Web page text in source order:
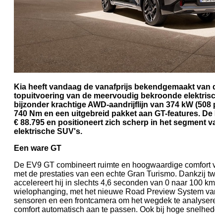
Kia heeft vandaag de vanafprijs bekendgemaakt van
topuitvoering van de meervoudig bekroonde
bijzonder krachtige AWD-aandrijflijn van 374 kW
740 Nm en een uitgebreid pakket aan GT-features.
€ 88.795 en positioneert zich scherp in het segment
elektrische SUV's.
Een ware GT
De EV9 GT combineert ruimte en hoogwaardige comfort
met de prestaties van een echte Gran Turismo. Dankzij
accelereert hij in slechts 4,6 seconden van 0 naar 100
wielophanging, met het nieuwe Road Preview System
sensoren en een frontcamera om het wegdek te
comfort automatisch aan te passen. Ook bij hoge